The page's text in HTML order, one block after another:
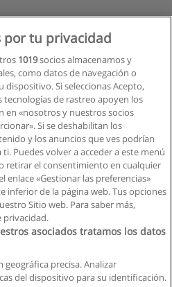
de datos
por tu privacidad
1019socios almacenamos y
como datos de navegación o
Si seleccionas Acepto,
de rastreo apoyen los
en «nosotros y nuestros socios
Si se deshabilitan los
y los anuncios que ves podrían
Puedes volver a acceder a este menú
retirar el consentimiento en cualquier
enlace «Gestionar las preferencias»
inferior de la página web. Tus opciones
Sitio web. Para saber más,
privacidad.
asociados tratamos los datos
geográfica precisa. Analizar
del dispositivo para su identificación.